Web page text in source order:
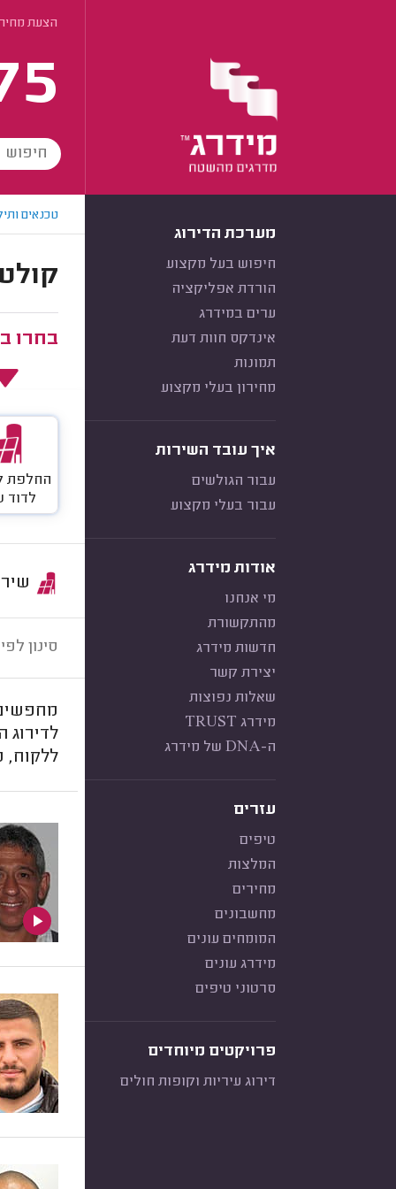
הצעת
מערכת הדירוג
חיפוש בעל מקצוע
הורדת אפליקציה
ערים במידרג
אינדקס חוות דעת
תמונות
מחירון בעלי מקצוע
איך עובד השירות
עבור הגולשים
עבור בעלי מקצוע
אודות מידרג
מי אנחנו
מהתקשורת
חדשות מידרג
יצירת קשר
שאלות נפוצות
מידרג TRUST
ה-DNA של מידרג
עזרים
טיפים
המלצות
מחירים
מחשבונים
המומחים עונים
מידרג עונים
סרטוני טיפים
פרויקטים מיוחדים
דירוג עיריות וקופות חולים
טכנאים
בחרו
החלפת
סינון
ללקוח,